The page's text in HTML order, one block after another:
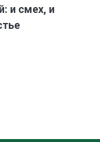
и смех, и